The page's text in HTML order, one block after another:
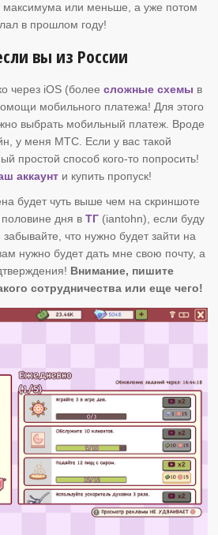
максимума или меньше, а уже потом
в прошлом году!
вы из России
через iOS (болеесложные схемы в
мобильного платежа! Для этого
выбрать мобильный платеж. Вроде
у меня МТС. Если у вас такой
простой способ кого-то попросить!
аккаунт и купить пропуск!
будет чуть выше чем на скриншоте
дня вТГ (iantohn), если буду
что нужно будет зайти на
нужно будет дать мне свою почту, а
Внимание, пишите
сотрудничества или еще чего!